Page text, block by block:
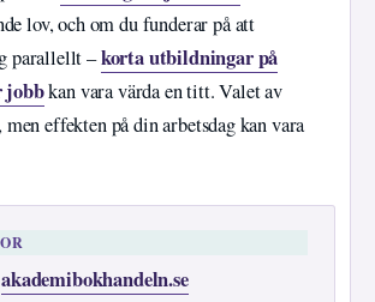
lov, och om du funderar på att
parallellt –korta utbildningar på
jobbkan vara värda en titt. Valet av
effekten på din arbetsdag kan vara
akademibokhandeln.se